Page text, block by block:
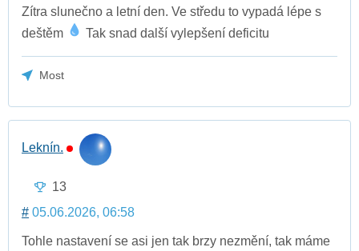
Zítra slunečno a letní den. Ve středu to vypadá lépe s
deštěm
Tak snad další vylepšení deficitu
Most
Leknín.
13
# 05.06.2026, 06:58
Tohle nastavení se asi jen tak brzy nezmění, tak máme